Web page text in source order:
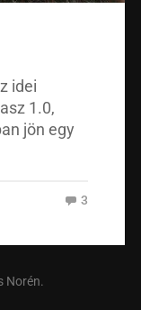
idei
1.0,
jön egy
3
Norén.